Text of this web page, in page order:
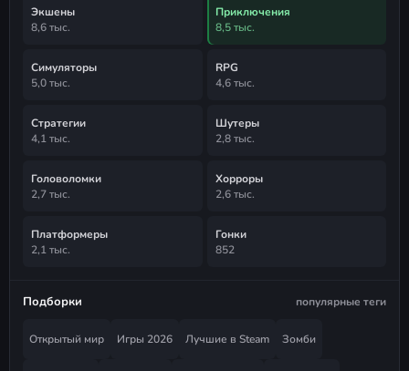
Экшены
8,6 тыс.
Приключения
8,5 тыс.
Симуляторы
5,0 тыс.
RPG
4,6 тыс.
Стратегии
4,1 тыс.
Шутеры
2,8 тыс.
Головоломки
2,7 тыс.
Хорроры
2,6 тыс.
Платформеры
2,1 тыс.
Гонки
852
Подборки популярные теги
Открытый мир Игры 2026 Лучшие в Steam Зомби